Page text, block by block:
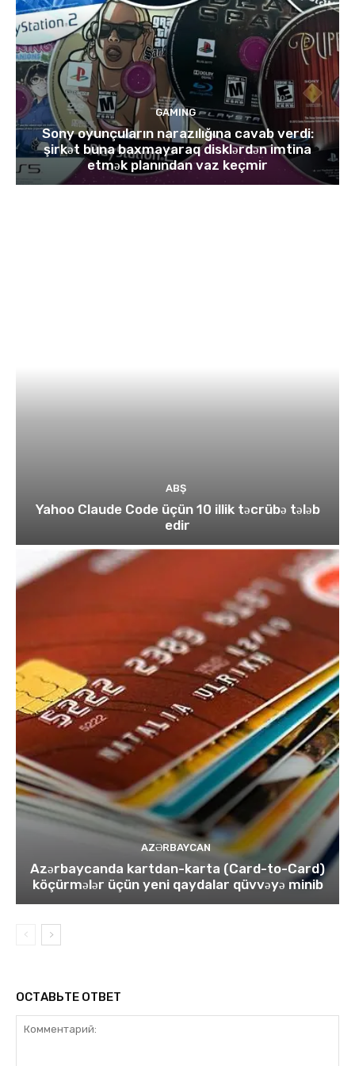
GAMING
Sony oyunçuların narazılığına cavab verdi:
şirkət buna baxmayaraq disklərdən imtina
etmək planından vaz keçmir
ABŞ
Yahoo Claude Code üçün 10 illik təcrübə tələb
edir
AZƏRBAYCAN
Azərbaycanda kartdan-karta (Card-to-Card)
köçürmələr üçün yeni qaydalar qüvvəyə minib
ОСТАВЬТЕ ОТВЕТ